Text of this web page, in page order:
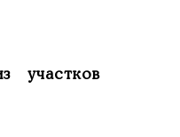
участков